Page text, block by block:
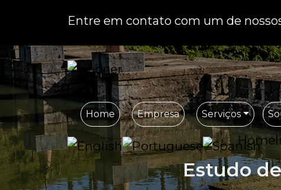
Entre em contato com um de
Home Empresa Serviços
Home
Estudo